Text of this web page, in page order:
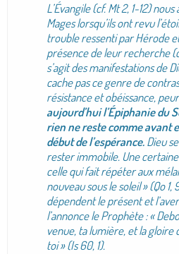
L’Évangile (cf. Mt 2, 1-12)
Mages lorsqu’ils ont revu
trouble ressenti par Hérode
présence de leur recherche
s’agit des manifestations de
cache pas ce genre de
résistance et obéissance,
aujourd’hui l’Épiphanie du
rien ne reste comme avant
début de l’espérance.Dieu
rester immobile. Une
celle qui fait répéter aux
nouveau sous le soleil » (Qo
dépendent le présent et
l’annonce le Prophète : «
venue, ta lumière, et la gloire
toi » (Is 60, 1).